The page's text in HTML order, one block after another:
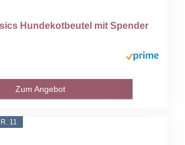
Hundekotbeutel mit Spender
Zum Angebot
11